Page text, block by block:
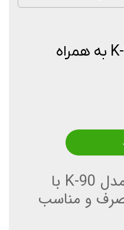
اجاق گاز سفری مدل K-90 به همراه
خرید اجاق گاز سفری مدل K-90 با
و مناسب